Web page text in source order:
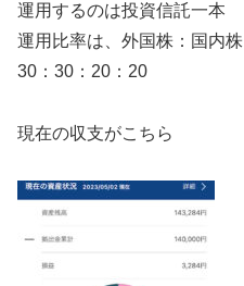
運用するのは投資信託一本
運用比率は、外国株：国内
30：30：20：20
現在の収支がこちら